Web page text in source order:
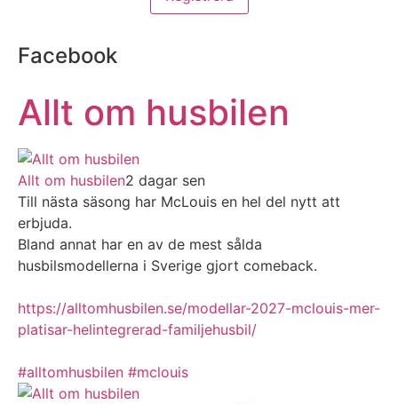
Facebook
Allt om husbilen
Allt om husbilen2 dagar sen
Till nästa säsong har McLouis en hel del nytt att
erbjuda.
Bland annat har en av de mest sålda
husbilsmodellerna i Sverige gjort comeback.
https://alltomhusbilen.se/modellar-2027-mclouis-mer-
platisar-helintegrerad-familjehusbil/
#alltomhusbilen #mclouis